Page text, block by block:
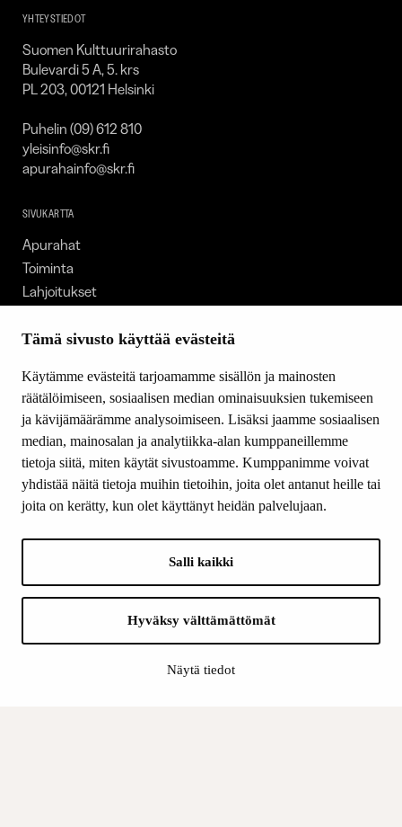
Tämä sivusto käyttää evästeitä
Käytämme evästeitä tarjoamamme sisällön ja mainosten
räätälöimiseen, sosiaalisen median ominaisuuksien tukemiseen
ja kävijämäärämme analysoimiseen. Lisäksi jaamme sosiaalisen
median, mainosalan ja analytiikka-alan kumppaneillemme
tietoja siitä, miten käytät sivustoamme. Kumppanimme voivat
yhdistää näitä tietoja muihin tietoihin, joita olet antanut heille tai
joita on kerätty, kun olet käyttänyt heidän palvelujaan.
Salli kaikki
Hyväksy välttämättömät
Näytä tiedot
YHTEYSTIEDOT
Suomen Kulttuurirahasto
Bulevardi 5 A, 5. krs
PL 203, 00121 Helsinki
Puhelin (09) 612 810
yleisinfo@skr.fi
apurahainfo@skr.fi
SIVUKARTTA
Apurahat
Toiminta
Lahjoitukset
Ajankohtaista
Yhteystiedot
SEURAA MEITÄ
Facebook
Instagram
LinkedIn
Suomen Kulttuurirahasto: